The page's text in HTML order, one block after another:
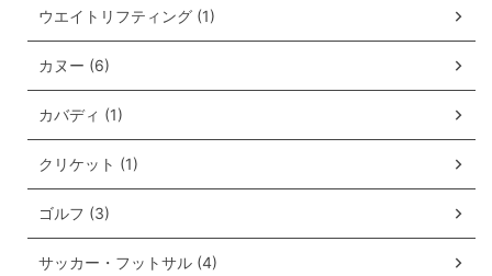
ウエイトリフティング (1)
カヌー (6)
カバディ (1)
クリケット (1)
ゴルフ (3)
サッカー・フットサル (4)